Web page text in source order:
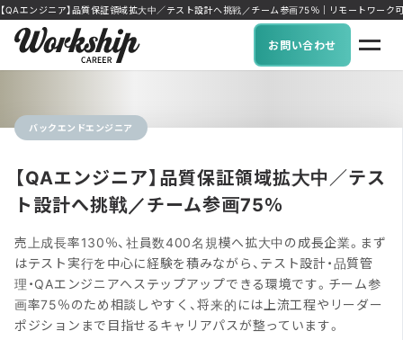
【QAエンジニア】品質保証領域拡大中／テスト設計へ挑戦／チーム参画75％｜リモートワーク
お問い合わせ
バックエンドエンジニア
【QAエンジニア】品質保証領域拡大中／テス
ト設計へ挑戦／チーム参画75％
売上成長率130％、社員数400名規模へ拡大中の成長企業。まず
はテスト実行を中心に経験を積みながら、テスト設計・品質管
理・QAエンジニアへステップアップできる環境です。チーム参
画率75％のため相談しやすく、将来的には上流工程やリーダー
ポジションまで目指せるキャリアパスが整っています。